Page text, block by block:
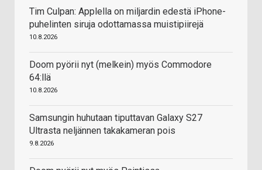
Tim Culpan: Applella on miljardin edestä iPhone-
puhelinten siruja odottamassa muistipiirejä
10.8.2026
Doom pyörii nyt (melkein) myös Commodore
64:llä
10.8.2026
Samsungin huhutaan tiputtavan Galaxy S27
Ultrasta neljännen takakameran pois
9.8.2026